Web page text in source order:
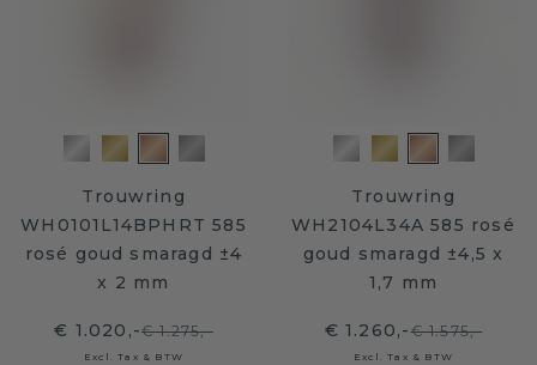
Trouwring
WH0101L14BPHRT 585
rosé goud smaragd ±4
x 2 mm
€ 1.020,-€ 1.275,-
Excl. Tax & BTW
Trouwring
WH2104L34A 585 rosé
goud smaragd ±4,5 x
1,7 mm
€ 1.260,-€ 1.575,-
Excl. Tax & BTW